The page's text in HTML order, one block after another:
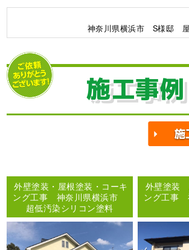
神奈川県横浜市 S様邸
施工事例
外壁塗装・屋根塗装・コーキ
ング工事 神奈川県横浜市
超低汚染シリコン塗料
外壁塗装
ング工事